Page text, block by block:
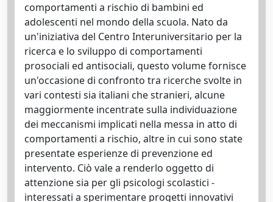
comportamenti a rischio di bambini ed
adolescenti nel mondo della scuola. Nato da
un'iniziativa del Centro Interuniversitario per la
ricerca e lo sviluppo di comportamenti
prosociali ed antisociali, questo volume fornisce
un'occasione di confronto tra ricerche svolte in
vari contesti sia italiani che stranieri, alcune
maggiormente incentrate sulla individuazione
dei meccanismi implicati nella messa in atto di
comportamenti a rischio, altre in cui sono state
presentate esperienze di prevenzione ed
intervento. Ciò vale a renderlo oggetto di
attenzione sia per gli psicologi scolastici -
interessati a sperimentare progetti innovativi